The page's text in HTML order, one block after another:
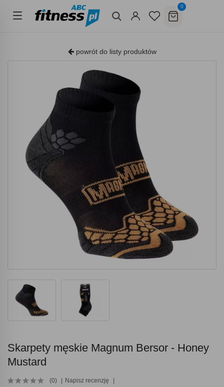
0
powrót do listy produktów
Skarpety męskie Magnum Bersor - Honey
Mustard
(0) Napisz recenzję